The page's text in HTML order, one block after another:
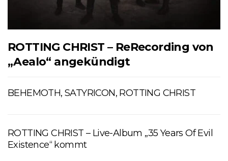
ROTTING CHRIST – ReRecording von
„Aealo“ angekündigt
BEHEMOTH, SATYRICON, ROTTING CHRIST
ROTTING CHRIST – Live-Album „35 Years Of Evil
Existence“ kommt